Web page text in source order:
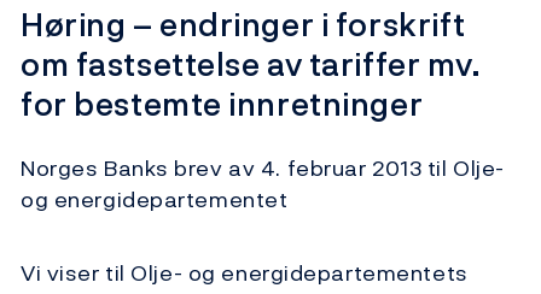
Høring – endringer i forskrift
om fastsettelse av tariffer mv.
for bestemte innretninger
Norges Banks brev av 4. februar 2013 til Olje-
og energidepartementet
Vi viser til Olje- og energidepartementets